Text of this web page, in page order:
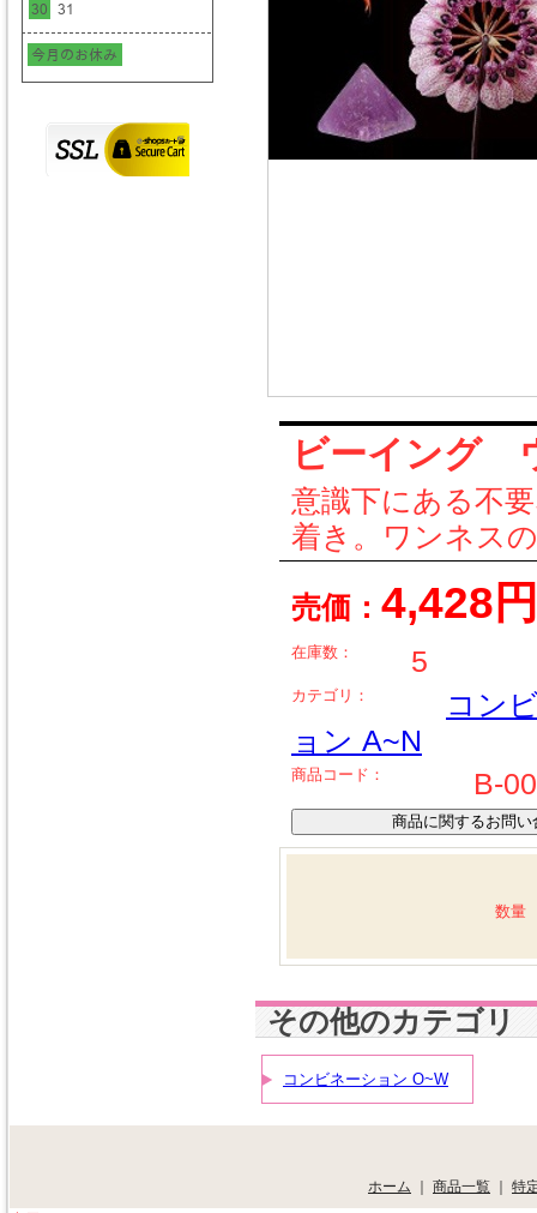
ビーイング
意識下にある不
着き。ワンネス
売価： 4,428円
在庫数： 5
カテゴリ：
コン
ョン A~N
商品コード： B-
数量
その他のカテゴリ
コンビネーション O~W
ホーム ｜ 商品一覧 ｜ 特